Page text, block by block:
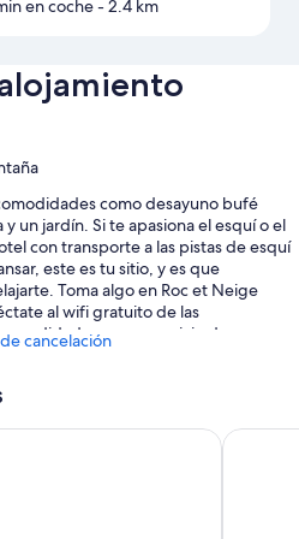
en coche- 2.4 km
como desayuno bufé
un jardín. Si te apasiona el esquí o el
con transporte a las pistas de esquí
este es tu sitio, y es que
Toma algo en Roc et Neige
al wifi gratuito de las
como servicio de
servicios, como:
cancelación
Gasthof